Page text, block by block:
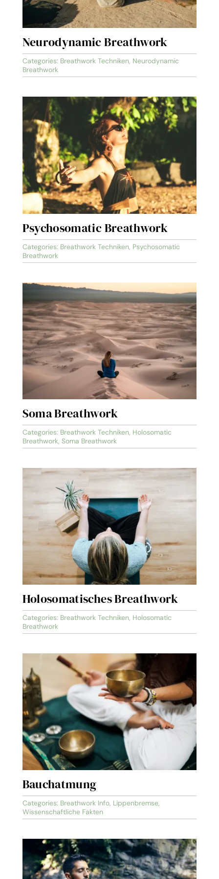
Neurodynamic Breathwork
Categories: Breathwork Techniken, Neurodynamic
Breathwork
Psychosomatic Breathwork
Categories: Breathwork Techniken, Psychosomatic
Breathwork
Soma Breathwork
Categories: Breathwork Techniken, Holosomatic
Breathwork, Soma Breathwork
Holosomatisches Breathwork
Categories: Breathwork Techniken, Holosomatic
Breathwork
Bauchatmung
Categories: Breathwork Info, Lippenbremse,
Wissenschaftliche Fakten